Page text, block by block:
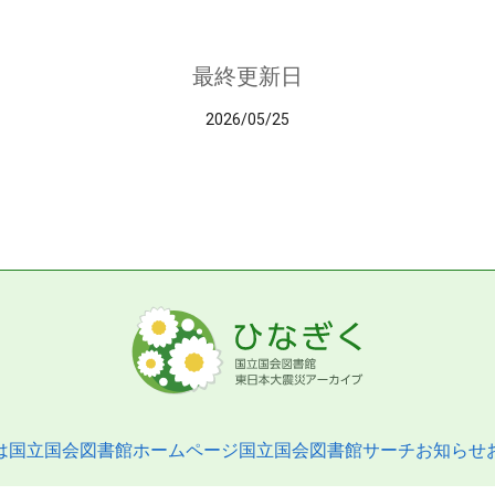
最終更新日
2026/05/25
国立国会図書館ホームページ国立国会図書館サーチお知らせ